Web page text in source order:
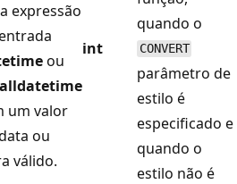
expressão
ou
um valor
ou
válido.
int
quando o
CONVERT
parâmetro de
estilo é
especificado e
quando o
estilo não é